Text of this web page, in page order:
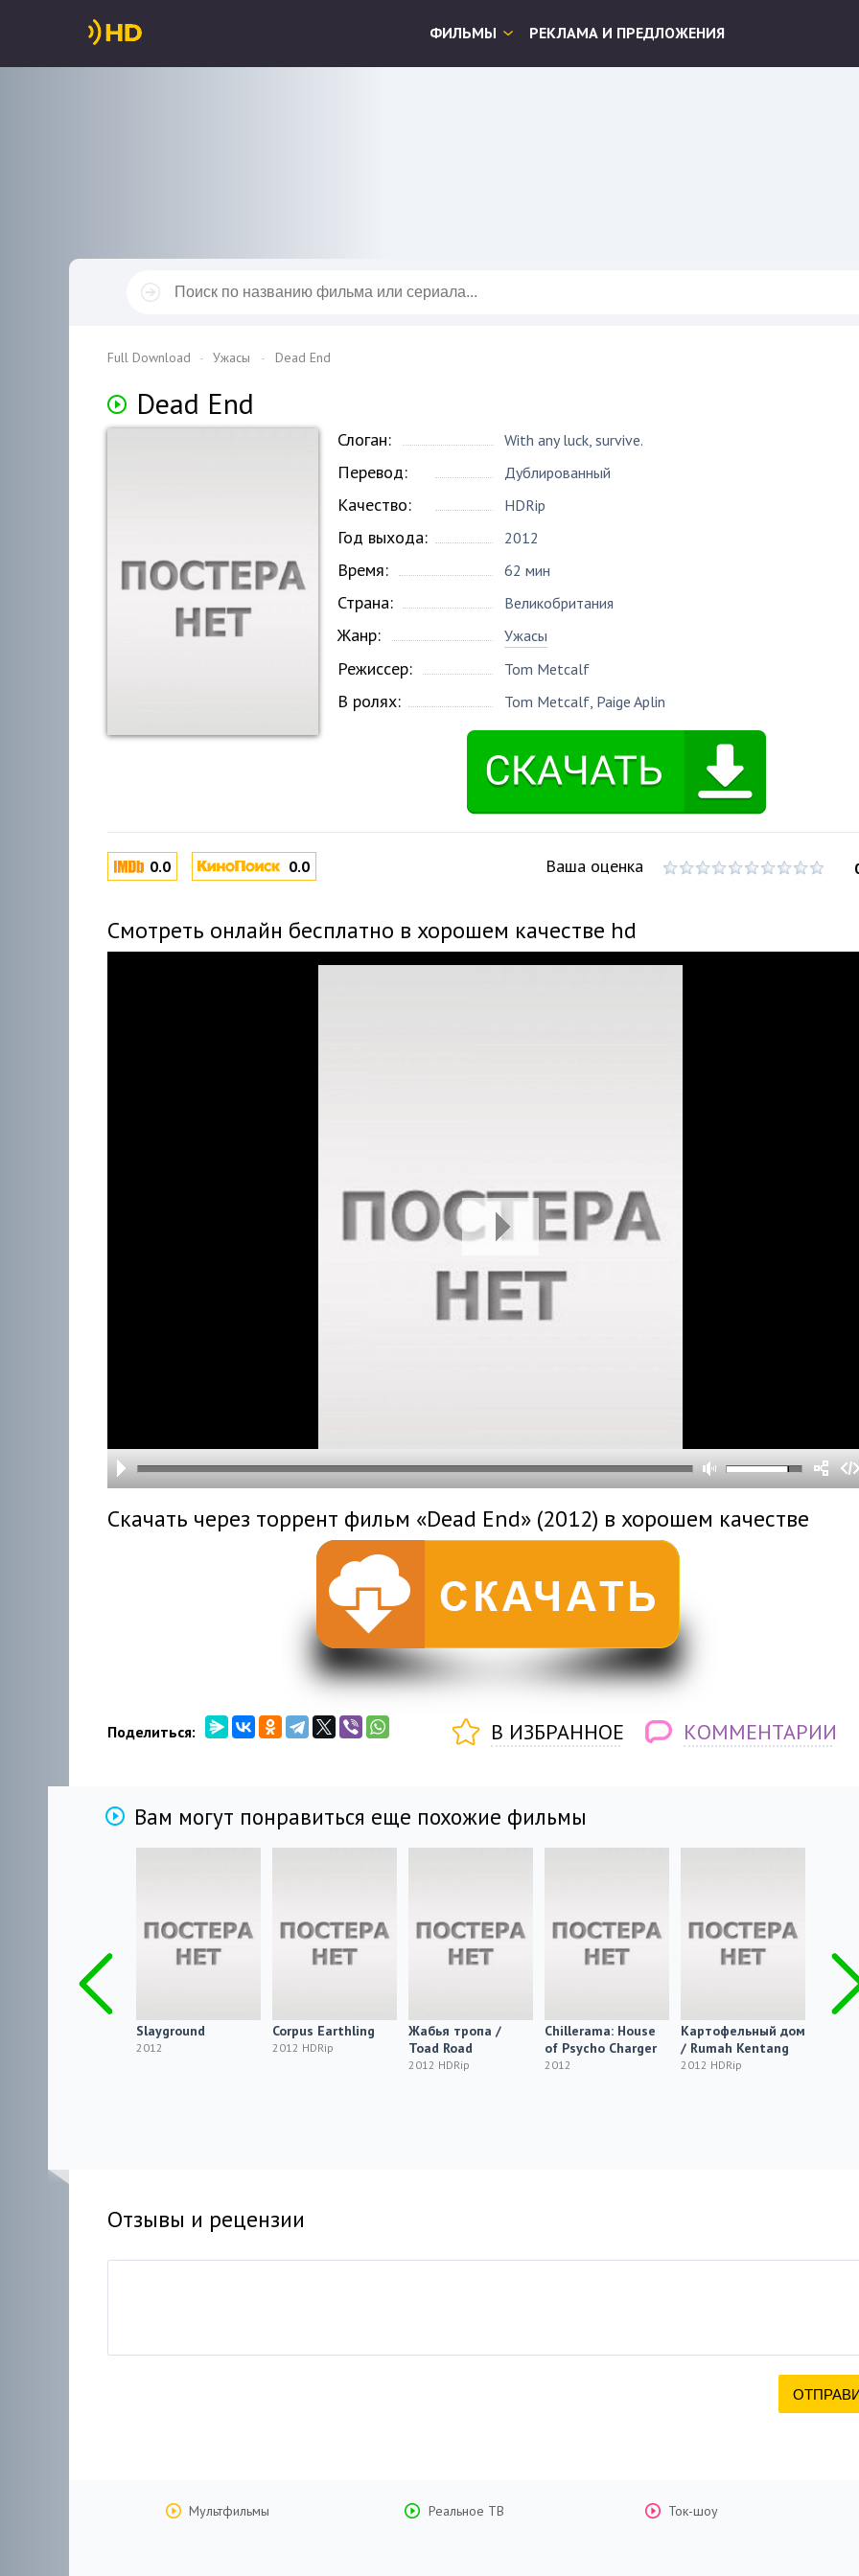
ФИЛЬМЫ РЕКЛАМА И ПРЕДЛОЖЕНИЯ
Full Download Ужасы Dead End
Dead End
Слоган: With any luck, survive.
Перевод: Дублированный
Качество: HDRip
Год выхода: 2012
Время: 62 мин
Страна: Великобритания
Жанр: Ужасы
Режиссер: Tom Metcalf
В ролях: Tom Metcalf, Paige Aplin
0.0 0.0 Ваша оценка
Смотреть онлайн бесплатно в хорошем качестве hd
Скачать через торрент фильм «Dead End» (2012) в хорошем качестве
Поделиться: В ИЗБРАННОЕ КОММЕНТАРИИ
Вам могут понравиться еще похожие фильмы
Slayground
2012
Corpus Earthling
2012 HDRip
Жабья тропа /
Toad Road
2012 HDRip
Chillerama: House
of Psycho Charger
2012
Картофельный дом
/ Rumah Kentang
2012 HDRip
Отзывы и рецензии
Мультфильмы Реальное ТВ Ток-шоу